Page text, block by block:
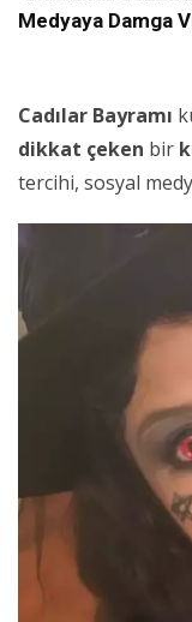
Medyaya Damga
Cadılar Bayramı
dikkat çeken bir
tercihi, sosyal